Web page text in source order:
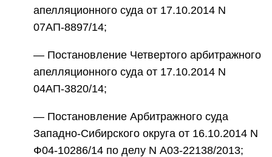
апелляционного суда от 17.10.2014 N
07АП-8897/14;
— Постановление Четвертого арбитражного
апелляционного суда от 17.10.2014 N
04АП-3820/14;
— Постановление Арбитражного суда
Западно-Сибирского округа от 16.10.2014 N
Ф04-10286/14 по делу N А03-22138/2013;